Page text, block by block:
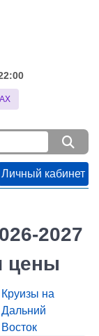
Личный кабинет
2027
цены
Круизы на
Дальний
Восток